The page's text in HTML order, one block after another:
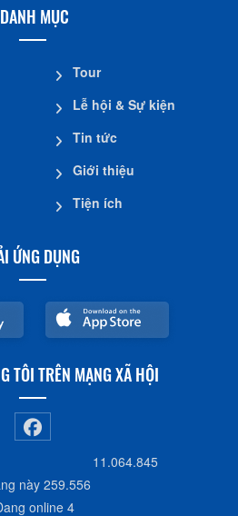
DANH MỤC
Tour
Lễ hội & Sự kiện
Tin tức
Giới thiệu
Tiện ích
ỨNG DỤNG
TÔI TRÊN MẠNG XÃ HỘI
11.064.845
này259.556
online 4